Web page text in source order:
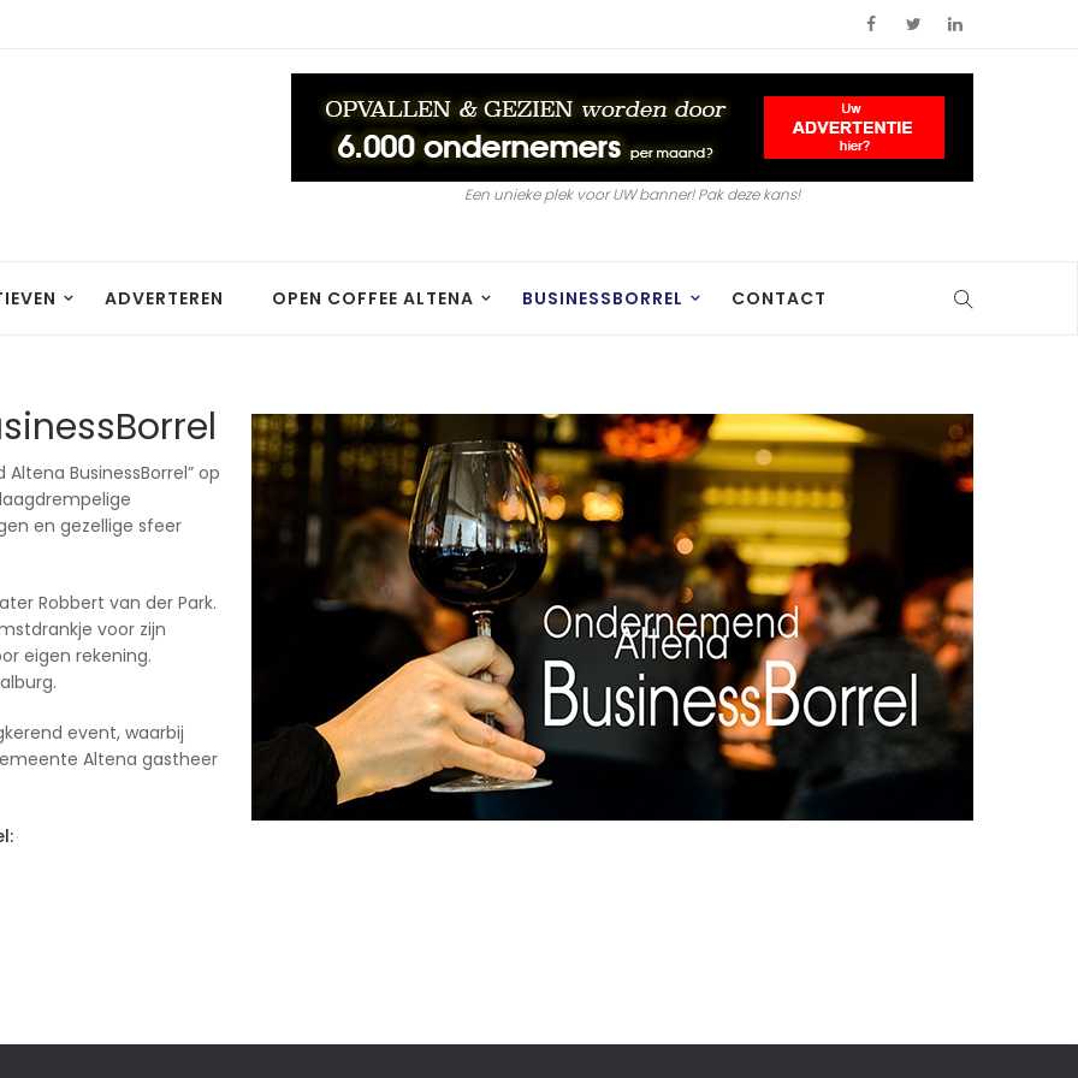
Een unieke plek voor UW banner! Pak deze kans!
ADVERTEREN OPEN COFFEE ALTENA BUSINESSBORREL CONTACT
BusinessBorrel” op
en gezellige sfeer
Robbert van der Park.
voor zijn
eigen rekening.
event, waarbij
Altena gastheer